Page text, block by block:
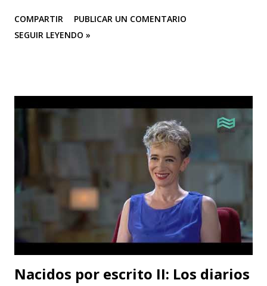
CASA TEA con sus últimas funciones este 25 y 26 de abril de
“Efímero”, La Casa del Silencio se embarcará en una gira
imborrable en todos los que la presencien." La Casa del
Silencio se embarcará nuevamente en una gira
internacional, llevando su importante trabajo de teatro
físico con funciones y seminarios a escenarios de Portugal
(dónde La Casa Del Silencio tiene una presencia significativa
ya que el teatro físico tiene un lugar muy importante en la
escena Portuguesa), posteriormente irán a Valencia y
Barcelona. Juan Carlos Agudelo P...
COMPARTIR
PUBLICAR UN COMENTARIO
SEGUIR LEYENDO »
Nacidos por escrito II: Los diarios